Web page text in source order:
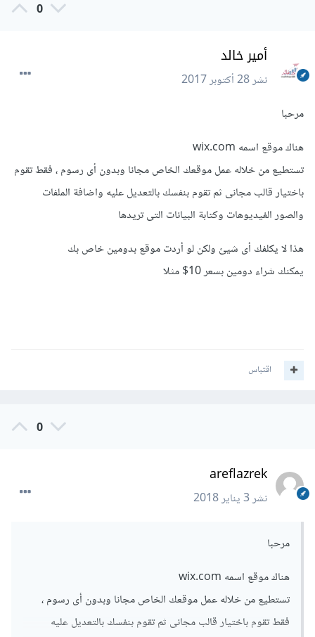
0
أمير خالد
نشر28 أكتوبر 2017
مرحبا
هناك موقع اسمه wix.com
تستطيع من خلاله عمل موقعك الخاص مجانا وبدون أى رسوم ، فقط تقوم
باختيار قالب مجانى ثم تقوم بنفسك بالتعديل عليه واضافة الملفات
والصور الفيديوهات وكتابة البيانات التى تريدها
هذا لا يكلفك أى شيئ ولكن لو أردت موقع بدومين خاص بك
يمكنك شراء دومين بسعر 10$ مثلا
اقتباس
0
areflazrek
نشر3 يناير 2018
مرحبا
هناك موقع اسمه wix.com
تستطيع من خلاله عمل موقعك الخاص مجانا وبدون أى رسوم ،
فقط تقوم باختيار قالب مجانى ثم تقوم بنفسك بالتعديل عليه